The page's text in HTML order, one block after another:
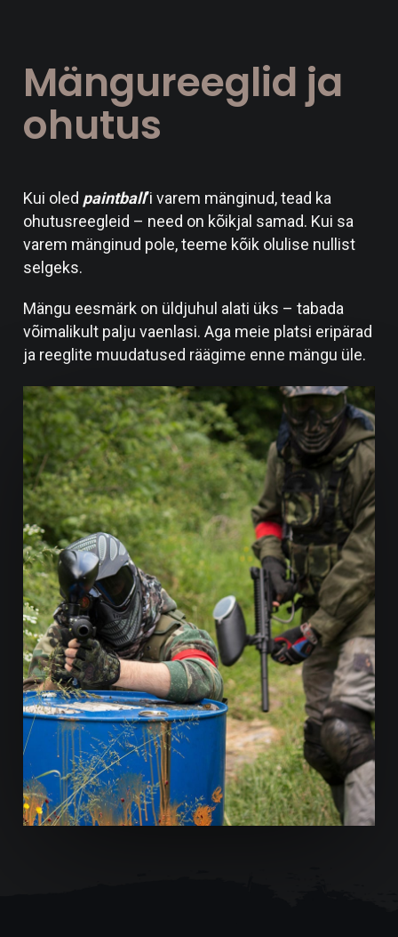
Mängureeglid ja
ohutus
Kui oled paintball’i varem mänginud, tead ka
ohutusreegleid – need on kõikjal samad. Kui sa
varem mänginud pole, teeme kõik olulise nullist
selgeks.
Mängu eesmärk on üldjuhul alati üks – tabada
võimalikult palju vaenlasi. Aga meie platsi eripärad
ja reeglite muudatused räägime enne mängu üle.